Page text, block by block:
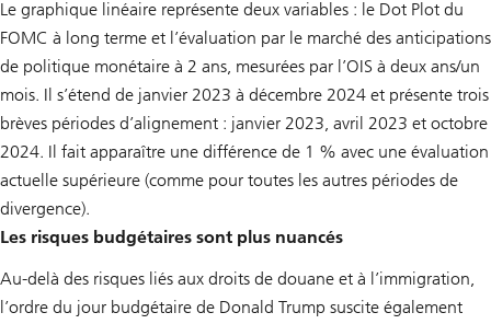
Le graphique linéaire représente deux variables : le Dot Plot du
FOMC à long terme et l’évaluation par le marché des anticipations
de politique monétaire à 2 ans, mesurées par l’OIS à deux ans/un
mois. Il s’étend de janvier 2023 à décembre 2024 et présente trois
brèves périodes d’alignement : janvier 2023, avril 2023 et octobre
2024. Il fait apparaître une différence de 1 % avec une évaluation
actuelle supérieure (comme pour toutes les autres périodes de
divergence).
Les risques budgétaires sont plus nuancés
Au-delà des risques liés aux droits de douane et à l’immigration,
l’ordre du jour budgétaire de Donald Trump suscite également